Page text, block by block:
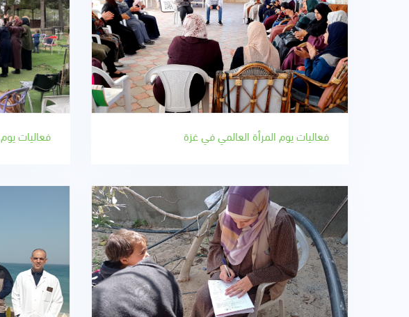
فعاليات يوم المرأة العالمي في غزة فعاليات